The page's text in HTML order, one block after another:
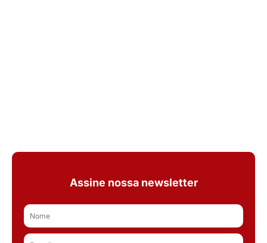
Assine nossa newsletter